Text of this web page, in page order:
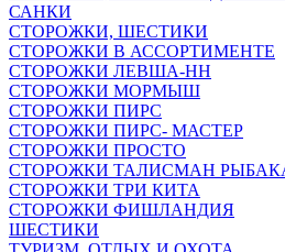
САНКИ
СТОРОЖКИ, ШЕСТИКИ
СТОРОЖКИ В АССОРТИМЕНТЕ
СТОРОЖКИ ЛЕВША-НН
СТОРОЖКИ МОРМЫШ
СТОРОЖКИ ПИРС
СТОРОЖКИ ПИРС- МАСТЕР
СТОРОЖКИ ПРОСТО
СТОРОЖКИ ТАЛИСМАН
СТОРОЖКИ ТРИ КИТА
СТОРОЖКИ ФИШЛАНДИЯ
ШЕСТИКИ